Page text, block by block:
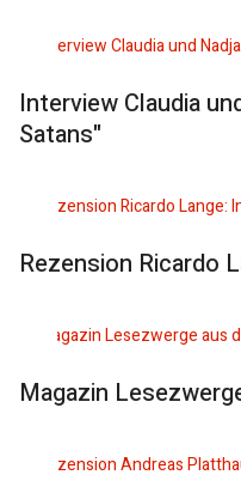
Interview Claudia
Satans"
Rezension Ricardo
Magazin